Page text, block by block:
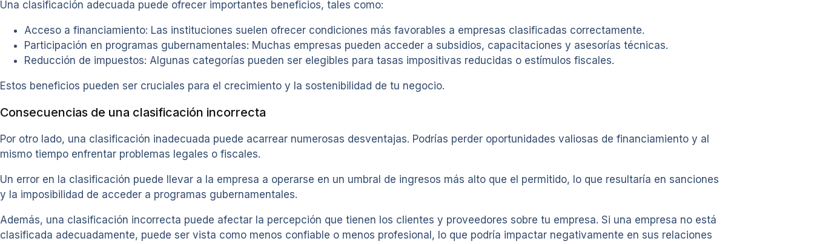
Una clasificación adecuada puede ofrecer importantes beneficios, tales como:
Acceso a financiamiento: Las instituciones suelen ofrecer condiciones más favorables a empresas clasificadas correctamente.
Participación en programas gubernamentales: Muchas empresas pueden acceder a subsidios, capacitaciones y asesorías técnicas.
Reducción de impuestos: Algunas categorías pueden ser elegibles para tasas impositivas reducidas o estímulos fiscales.
Estos beneficios pueden ser cruciales para el crecimiento y la sostenibilidad de tu negocio.
Consecuencias de una clasificación incorrecta
Por otro lado, una clasificación inadecuada puede acarrear numerosas desventajas. Podrías perder oportunidades valiosas de financiamiento y al
mismo tiempo enfrentar problemas legales o fiscales.
Un error en la clasificación puede llevar a la empresa a operarse en un umbral de ingresos más alto que el permitido, lo que resultaría en sanciones
y la imposibilidad de acceder a programas gubernamentales.
Además, una clasificación incorrecta puede afectar la percepción que tienen los clientes y proveedores sobre tu empresa. Si una empresa no está
clasificada adecuadamente, puede ser vista como menos confiable o menos profesional, lo que podría impactar negativamente en sus relaciones